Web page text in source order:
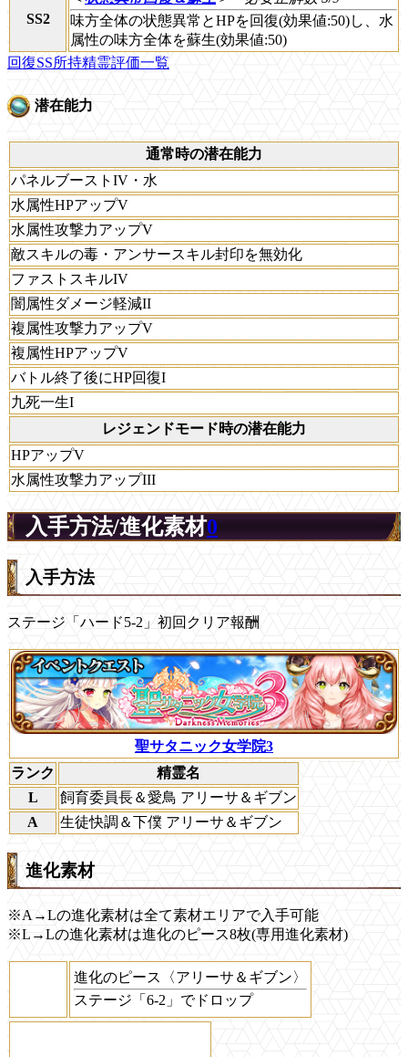
SS2
味方全体の状態異常とHPを回復(効果値:50)し、水
属性の味方全体を蘇生(効果値:50)
回復SS所持精霊評価一覧
潜在能力
通常時の潜在能力
パネルブーストIV・水
水属性HPアップV
水属性攻撃力アップV
敵スキルの毒・アンサースキル封印を無効化
ファストスキルIV
闇属性ダメージ軽減II
複属性攻撃力アップV
複属性HPアップV
バトル終了後にHP回復I
九死一生I
レジェンドモード時の潜在能力
HPアップV
水属性攻撃力アップIII
入手方法/進化素材0
入手方法
ステージ「ハード5-2」初回クリア報酬
聖サタニック女学院3
ランク
精霊名
L
飼育委員長＆愛鳥 アリーサ＆ギブン
A
生徒快調＆下僕 アリーサ＆ギブン
進化素材
※A→Lの進化素材は全て素材エリアで入手可能
※L→Lの進化素材は進化のピース8枚(専用進化素材)
進化のピース〈アリーサ＆ギブン〉
ステージ「6-2」でドロップ